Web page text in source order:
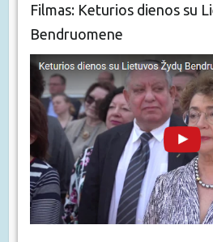
Filmas: Keturios dienos su
Bendruomene